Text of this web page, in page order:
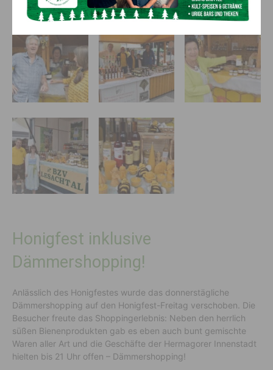
Honigfest inklusive
Dämmershopping!
Anlässlich des Honigfestes wurde das donnerstägliche
Dämmershopping auf den Honigfest-Freitag verschoben. Die
Besucher freute das Shoppingerlebnis: Neben den herrlich
süßen Bienenprodukten gab es eben auch bunt gemischte
Waren aller Art und die Geschäfte der Hermagorer Innenstadt
hielten bis 21 Uhr offen – Dämmershopping!